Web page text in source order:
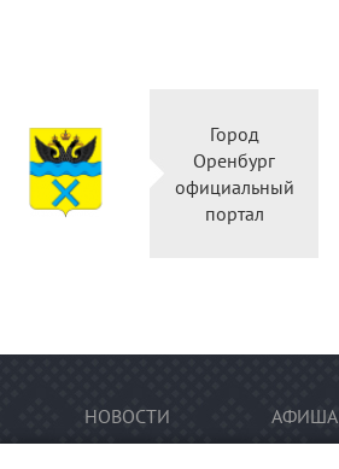
Город
Оренбург
официальный
портал
НОВОСТИ АФИША